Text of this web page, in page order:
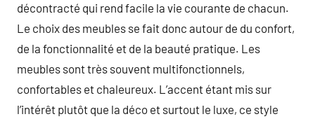
décontracté qui rend facile la vie courante de chacun.
Le choix des meubles se fait donc autour de du confort,
de la fonctionnalité et de la beauté pratique. Les
meubles sont très souvent multifonctionnels,
confortables et chaleureux. L’accent étant mis sur
l’intérêt plutôt que la déco et surtout le luxe, ce style